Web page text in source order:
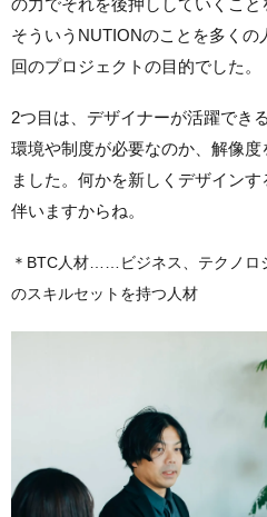
そういうNUTIONのことを多くの
回のプロジェクトの目的でした。
2つ目は、デザイナーが活躍でき
環境や制度が必要なのか、解像
ました。何かを新しくデザイン
伴いますからね。
＊BTC人材……ビジネス、テクノロ
のスキルセットを持つ人材